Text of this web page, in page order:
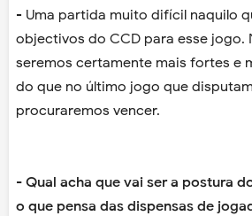
- Uma partida muito difícil naquilo
objectivos do CCD para esse jogo.
seremos certamente mais fortes e
do que no último jogo que
procuraremos vencer.
- Qual acha que vai ser a postura
o que pensa das dispensas de